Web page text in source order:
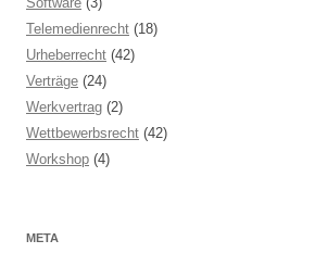
Telemedienrecht (18)
Urheberrecht (42)
Verträge (24)
Werkvertrag (2)
Wettbewerbsrecht (42)
Workshop (4)
META